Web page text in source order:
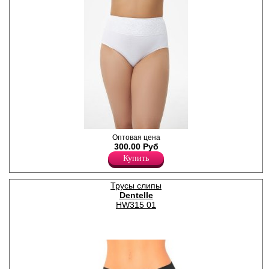
Трусы- макси женские из
хлопка с высокой линией
талии, обработкой по талии
и ножкам эластичной
резинкой. Модель
декорирована кружевом.
Трусики – важная часть
гардероба женщины в
любом возрасте. Удобное
обрести уверенность в
привлекательности. Кто-то
тщательно подходит к их
Оптовая цена
300.00 Руб
Купить
Трусы слипы
Dentelle
HW315 01